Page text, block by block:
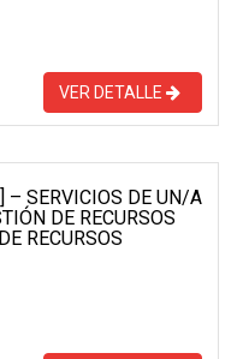
VER DETALLE
SERVICIOS DE UN/A
DE RECURSOS
RECURSOS